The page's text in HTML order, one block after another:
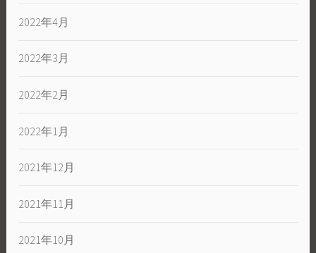
2022年4月
2022年3月
2022年2月
2022年1月
2021年12月
2021年11月
2021年10月